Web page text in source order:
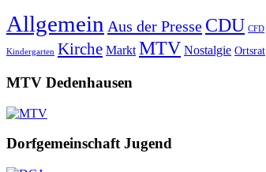
Allgemein Aus der Presse CDU CFD
Kindergarten Kirche Markt MTV Nostalgie Ortsrat
MTV Dedenhausen
Dorfgemeinschaft Jugend